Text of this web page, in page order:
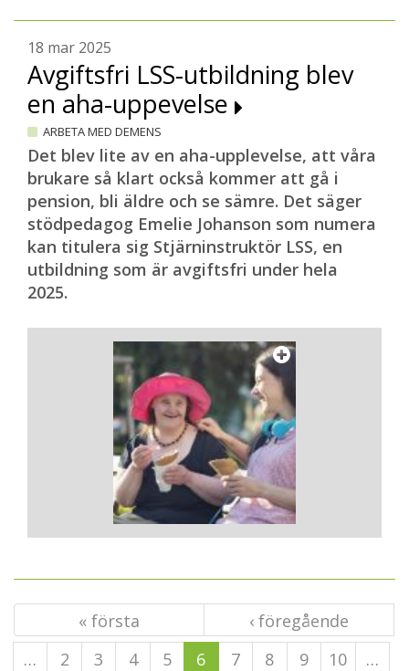
18 mar 2025
Avgiftsfri LSS-utbildning blev
en aha-uppevelse
ARBETA MED DEMENS
Det blev lite av en aha-upplevelse, att våra
brukare så klart också kommer att gå i
pension, bli äldre och se sämre. Det säger
stödpedagog Emelie Johanson som numera
kan titulera sig Stjärninstruktör LSS, en
utbildning som är avgiftsfri under hela
2025.
« första
‹ föregående
…
2 3 4 5 6 7 8 9 10
…